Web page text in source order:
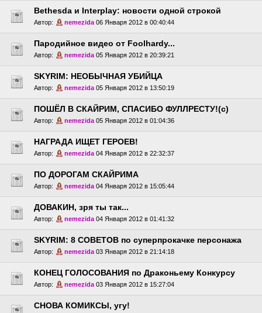
Bethesda и Interplay: новости одной строкой
Автор: nemezida 06 Января 2012 в 00:40:44
Пародийное видео от Foolhardy...
Автор: nemezida 05 Января 2012 в 20:39:21
SKYRIM: НЕОБЫЧНАЯ УБИЙЦА
Автор: nemezida 05 Января 2012 в 13:50:19
ПОШЁЛ В СКАЙРИМ, СПАСИБО ФУЛЛРЕСТУ!(с)
Автор: nemezida 05 Января 2012 в 01:04:36
НАГРАДА ИЩЕТ ГЕРОЕВ!
Автор: nemezida 04 Января 2012 в 22:32:37
ПО ДОРОГАМ СКАЙРИМА
Автор: nemezida 04 Января 2012 в 15:05:44
ДОВАКИН, зря ты так...
Автор: nemezida 04 Января 2012 в 01:41:32
SKYRIM: 8 СОВЕТОВ по суперпрокачке персонажа
Автор: nemezida 03 Января 2012 в 21:14:18
КОНЕЦ ГОЛОСОВАНИЯ по Драконьему Конкурсу
Автор: nemezida 03 Января 2012 в 15:27:04
СНОВА КОМИКСЫ, угу!